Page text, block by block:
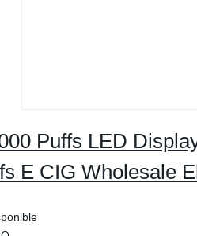
Puffs LED
E CIG Wholesale